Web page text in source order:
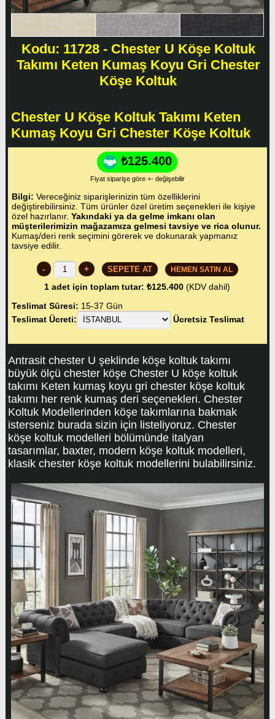
Kodu: 11728 - Chester U Köşe Koltuk
Takımı Keten Kumaş Koyu Gri Chester
Köşe Koltuk
Chester U Köşe Koltuk Takımı Keten
Kumaş Koyu Gri Chester Köşe Koltuk
₺125.400
Fiyat siparişe göre +- değişebilir
Bilgi: Vereceğiniz siparişlerinizin tüm özelliklerini
değiştirebilirsiniz. Tüm ürünler özel üretim seçenekleri ile kişiye
özel hazırlanır.Yakındaki ya da gelme imkanı olan
müşterilerimizin mağazamıza gelmesi tavsiye ve rica olunur.
Kumaş/deri renk seçimini görerek ve dokunarak yapmanız
tavsiye edilir.
- + HEMEN SATIN AL
1 adet için toplam tutar:₺125.400 (KDV dahil)
Teslimat Süresi: 15-37 Gün
Teslimat Ücreti:
Ücretsiz Teslimat
Antrasit chester U şeklinde köşe koltuk takımı
büyük ölçü chester köşe Chester U köşe koltuk
takımı Keten kumaş koyu gri chester köşe koltuk
takımı her renk kumaş deri seçenekleri. Chester
Koltuk Modellerinden köşe takımlarına bakmak
isterseniz burada sizin için listeliyoruz. Chester
köşe koltuk modelleri bölümünde italyan
tasarımlar, baxter, modern köşe koltuk modelleri,
klasik chester köşe koltuk modellerini bulabilirsiniz.